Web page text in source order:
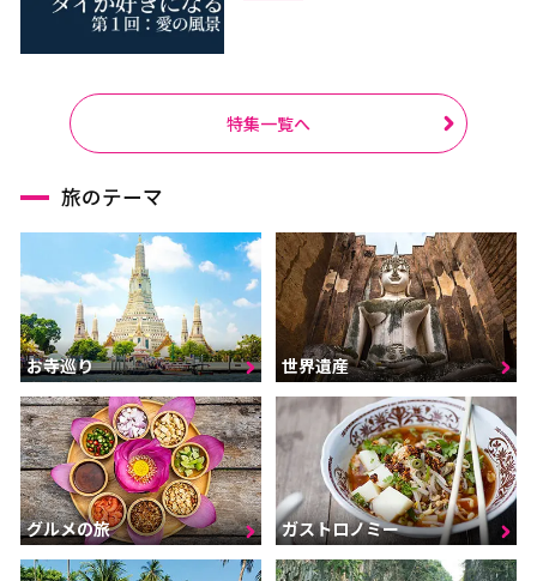
特集一覧へ
旅のテーマ
お寺巡り 世界遺産
グルメの旅 ガストロノミー